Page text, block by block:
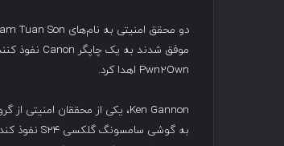
Pwn2Own اهدا کرد.
Ken Gannon، یکی از محققان امنیتی از گروه NCC، توانست با استفاده از پنج آسیب‌پذیری متوالی، که یکی از آن‌ها